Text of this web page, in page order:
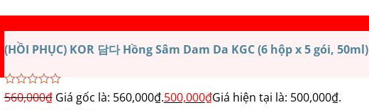
(HỒI PHỤC) KOR 담다 Hồng Sâm Dam Da KGC (6 hộp x 5 gói, 50ml)
Được
560,000₫ Giá gốc là: 560,000₫.500,000₫Giá hiện tại là: 500,000₫.